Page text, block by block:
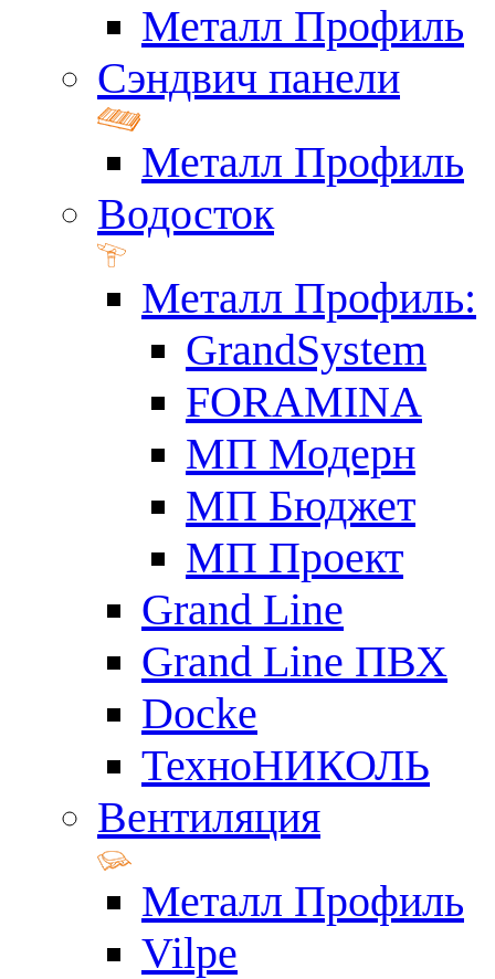
Металл Профиль
Сэндвич панели
Металл Профиль
Водосток
Металл Профиль:
GrandSystem
FORAMINA
МП Модерн
МП Бюджет
МП Проект
Grand Line
Grand Line ПВХ
Docke
ТехноНИКОЛЬ
Вентиляция
Металл Профиль
Vilpe